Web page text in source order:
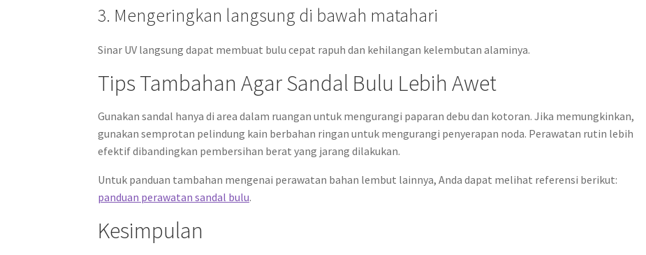
3. Mengeringkan langsung di bawah matahari
Sinar UV langsung dapat membuat bulu cepat rapuh dan kehilangan kelembutan alaminya.
Tips Tambahan Agar Sandal Bulu Lebih Awet
Gunakan sandal hanya di area dalam ruangan untuk mengurangi paparan debu dan kotoran. Jika memungkinkan,
gunakan semprotan pelindung kain berbahan ringan untuk mengurangi penyerapan noda. Perawatan rutin lebih
efektif dibandingkan pembersihan berat yang jarang dilakukan.
Untuk panduan tambahan mengenai perawatan bahan lembut lainnya, Anda dapat melihat referensi berikut:
panduan perawatan sandal bulu.
Kesimpulan